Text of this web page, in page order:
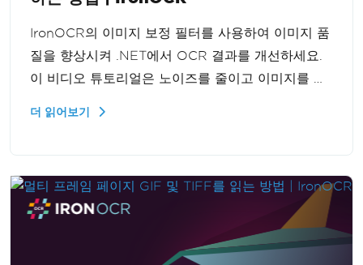
IronOCR의 이미지 보정 필터를 사용하여 이미지 품
질을 향상시켜 .NET에서 OCR 결과를 개선하세요.
이 비디오 튜토리얼은 노이즈를 줄이고 이미지를 선
더 읽어보기